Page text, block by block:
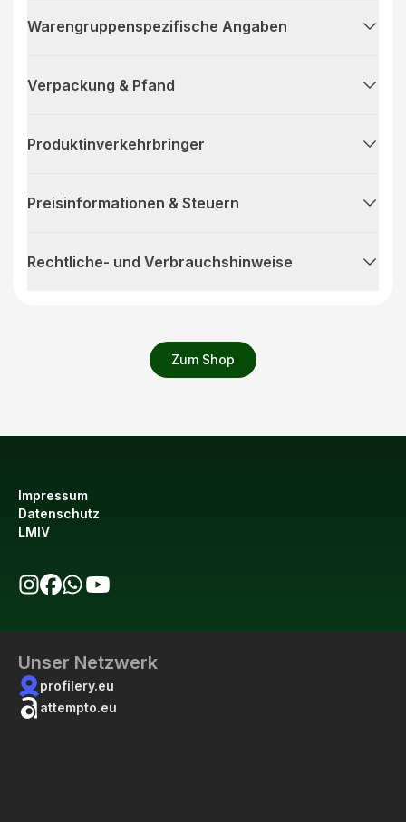
Zum Shop
Warengruppenspezifische Angaben
Verpackung & Pfand
Produktinverkehrbringer
Preisinformationen & Steuern
Rechtliche- und Verbrauchshinweise
Impressum
Datenschutz
LMIV
Unser Netzwerk
profilery.eu
attempto.eu